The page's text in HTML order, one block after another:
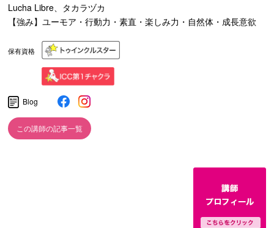
Lucha Libre、タカラヅカ
【強み】ユーモア・行動力・素直・楽しみ力・自然体・成長意欲
保有資格
Blog
この講師の記事一覧